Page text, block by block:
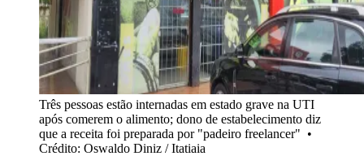
Três pessoas estão internadas em estado grave na UTI
após comerem o alimento; dono de estabelecimento diz
que a receita foi preparada por "padeiro freelancer" •
Crédito: Oswaldo Diniz / Itatiaia